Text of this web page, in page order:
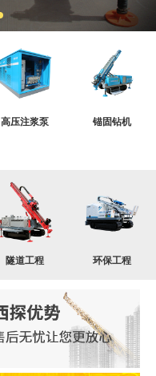
高压注浆泵 锚固钻机
隧道工程 环保工程